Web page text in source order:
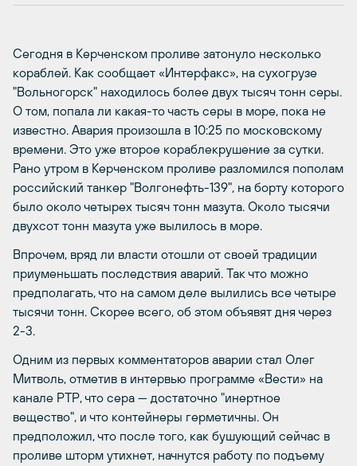
Сегодня в Керченском проливе затонуло несколько
кораблей. Как сообщает «Интерфакс», на сухогрузе
"Вольногорск" находилось более двух тысяч тонн серы.
О том, попала ли какая-то часть серы в море, пока не
известно. Авария произошла в 10:25 по московскому
времени. Это уже второе кораблекрушение за сутки.
Рано утром в Керченском проливе разломился пополам
российский танкер "Волгонефть-139", на борту которого
было около четырех тысяч тонн мазута. Около тысячи
двухсот тонн мазута уже вылилось в море.
Впрочем, вряд ли власти отошли от своей традиции
приуменьшать последствия аварий. Так что можно
предполагать, что на самом деле вылились все четыре
тысячи тонн. Скорее всего, об этом объявят дня через
2-3.
Одним из первых комментаторов аварии стал Олег
Митволь, отметив в интервью программе «Вести» на
канале РТР, что сера — достаточно "инертное
вещество", и что контейнеры герметичны. Он
предположил, что после того, как бушующий сейчас в
проливе шторм утихнет, начнутся работу по подъему